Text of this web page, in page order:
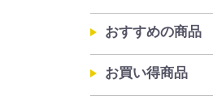
おすすめの商品
お買い得商品